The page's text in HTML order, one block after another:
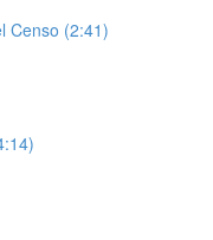
Censo (2:41)